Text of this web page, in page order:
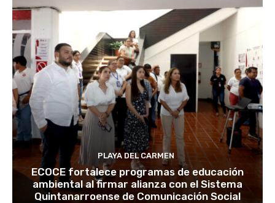
PLAYA DEL CARMEN
ECOCE fortalece programas de educación
ambiental al firmar alianza con el Sistema
Quintanarroense de Comunicación Social